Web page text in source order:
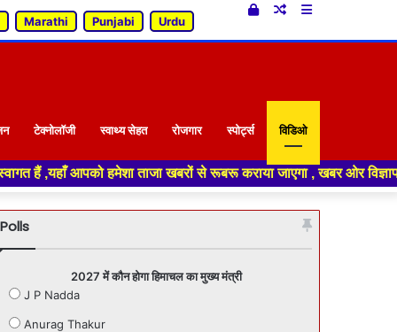
Marathi Punjabi Urdu
Sidebar
Random
Log
टेक्नोलॉजी स्वाथ्य सेहत रोजगार स्पोर्ट्स विडिओ
खबरों से रूबरू कराया जाएगा , खबर ओर विज्ञापन के लिए संपर्क करे
Polls
2027 में कौन होगा हिमाचल का मुख्य मंत्री
J P Nadda
Anurag Thakur